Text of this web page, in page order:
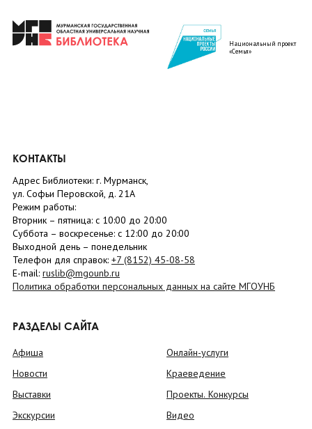
Национальный проект
«Семья»
КОНТАКТЫ
Адрес Библиотеки: г. Мурманск,
ул. Софьи Перовской, д. 21А
Режим работы:
Вторник – пятница: с 10:00 до 20:00
Суббота – воскресенье: c 12:00 до 20:00
Выходной день – понедельник
Телефон для справок: +7 (8152) 45-08-58
E-mail: ruslib@mgounb.ru
Политика обработки персональных данных на сайте МГОУНБ
РАЗДЕЛЫ САЙТА
Афиша
Новости
Выставки
Экскурсии
Онлайн-услуги
Краеведение
Проекты. Конкурсы
Видео